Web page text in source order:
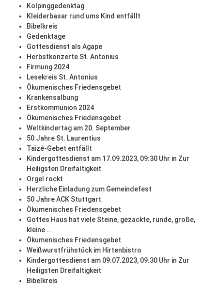
Kolpinggedenktag
Kleiderbasar rund ums Kind entfällt
Bibelkreis
Gedenktage
Gottesdienst als Agape
Herbstkonzerte St. Antonius
Firmung 2024
Lesekreis St. Antonius
Ökumenisches Friedensgebet
Krankensalbung
Erstkommunion 2024
Ökumenisches Friedensgebet
Weltkindertag am 20. September
50 Jahre St. Laurentius
Taizé-Gebet entfällt
Kindergottesdienst am 17.09.2023, 09:30 Uhr in Zur
Heiligsten Dreifaltigkeit
Orgel rockt
Herzliche Einladung zum Gemeindefest
50 Jahre ACK Stuttgart
Ökumenisches Friedensgebet
Gottes Haus hat viele Steine, gezackte, runde, große,
kleine ...
Ökumenisches Friedensgebet
Weißwurstfrühstück im Hirtenbistro
Kindergottesdienst am 09.07.2023, 09:30 Uhr in Zur
Heiligsten Dreifaltigkeit
Bibelkreis